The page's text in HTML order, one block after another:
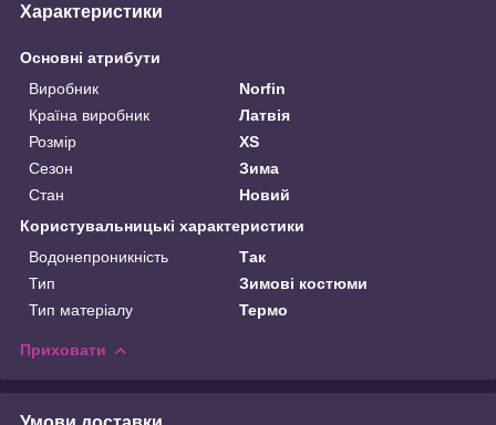
Характеристики
Основні атрибути
Виробник
Norfin
Країна виробник
Латвія
Розмір
XS
Сезон
Зима
Стан
Новий
Користувальницькі характеристики
Водонепроникність
Так
Тип
Зимові костюми
Тип матеріалу
Термо
Приховати